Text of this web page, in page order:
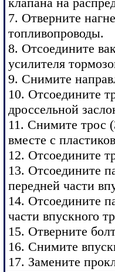
7. Отверните
топливопроводы.
8. Отсоедините
усилителя
9. Снимите
10. Отсоедините
дроссельной
11. Снимите трос
вместе с
12. Отсоедините
13. Отсоедините
передней части
14. Отсоедините
части впускного
15. Отверните
16. Снимите
17. Замените